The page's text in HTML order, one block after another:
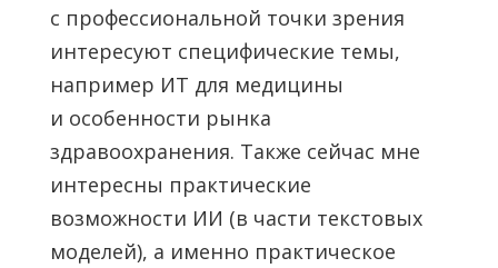
с профессиональной точки зрения
интересуют специфические темы,
например ИТ для медицины
и особенности рынка
здравоохранения. Также сейчас мне
интересны практические
возможности ИИ (в части текстовых
моделей), а именно практическое